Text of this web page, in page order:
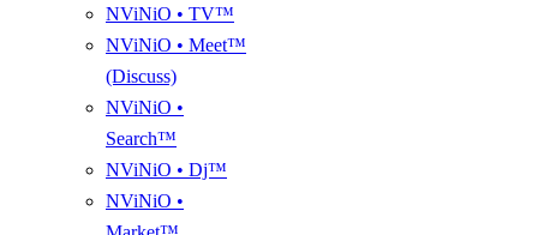
NViNiO • TV™
NViNiO • Meet™
(Discuss)
NViNiO •
Search™
NViNiO • Dj™
NViNiO •